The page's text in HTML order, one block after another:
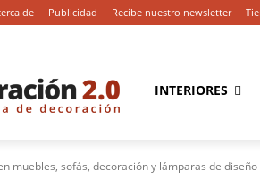
de Publicidad Recibe nuestro newsletter
INTERIORES
muebles, sofás, decoración y lámparas de diseño